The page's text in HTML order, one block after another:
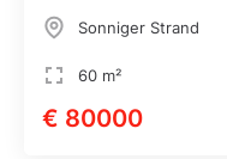
Sonniger Strand
60 m²
€ 80000